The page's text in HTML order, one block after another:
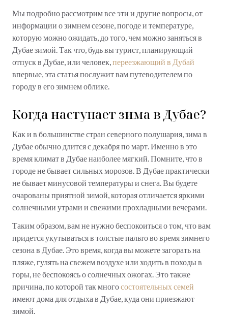
Мы подробно рассмотрим все эти и другие вопросы, от
информации о зимнем сезоне, погоде и температуре,
которую можно ожидать, до того, чем можно заняться в
Дубае зимой. Так что, будь вы турист, планирующий
отпуск в Дубае, или человек,переезжающий в Дубай
впервые, эта статья послужит вам путеводителем по
городу в его зимнем облике.
Когда наступает зима в Дубае?
Как и в большинстве стран северного полушария, зима в
Дубае обычно длится с декабря по март. Именно в это
время климат в Дубае наиболее мягкий. Помните, что в
городе не бывает сильных морозов. В Дубае практически
не бывает минусовой температуры и снега. Вы будете
очарованы приятной зимой, которая отличается яркими
солнечными утрами и свежими прохладными вечерами.
Таким образом, вам не нужно беспокоиться о том, что вам
придется укутываться в толстые пальто во время зимнего
сезона в Дубае. Это время, когда вы можете загорать на
пляже, гулять на свежем воздухе или ходить в походы в
горы, не беспокоясь о солнечных ожогах. Это также
причина, по которой так многосостоятельных семей
имеют дома для отдыха в Дубае, куда они приезжают
зимой.